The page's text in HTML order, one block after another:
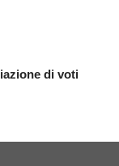
di voti